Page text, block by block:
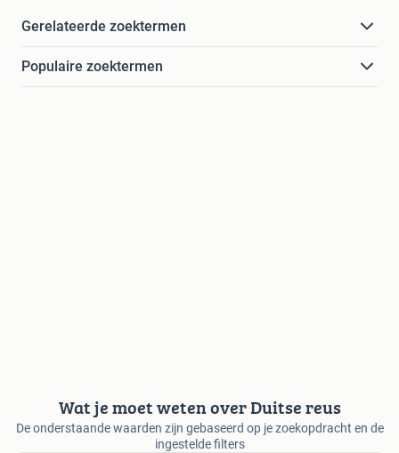
Gerelateerde zoektermen
Populaire zoektermen
Wat je moet weten over Duitse reus
De onderstaande waarden zijn gebaseerd op je zoekopdracht en de
ingestelde filters